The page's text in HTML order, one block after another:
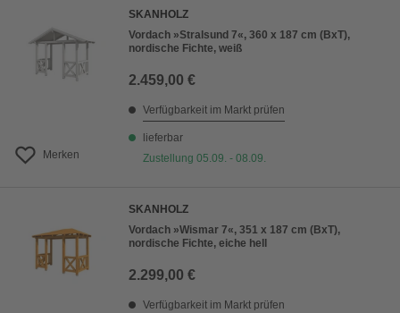
Merken
SKANHOLZ
Vordach »Stralsund 7«, 360 x 187 cm (BxT),
nordische Fichte, weiß
2.459,00 €
Verfügbarkeit im Markt prüfen
lieferbar
Zustellung 05.09. - 08.09.
SKANHOLZ
Vordach »Wismar 7«, 351 x 187 cm (BxT),
nordische Fichte, eiche hell
2.299,00 €
Verfügbarkeit im Markt prüfen